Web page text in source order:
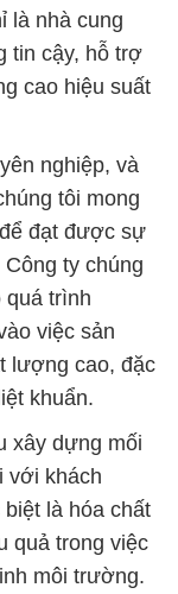
là nhà cung
tin cậy, hỗ trợ
cao hiệu suất
nghiệp, và
tôi mong
đạt được sự
ty chúng
quá trình
việc sản
lượng cao, đặc
khuẩn.
xây dựng mối
với khách
là hóa chất
quả trong việc
môi trường.